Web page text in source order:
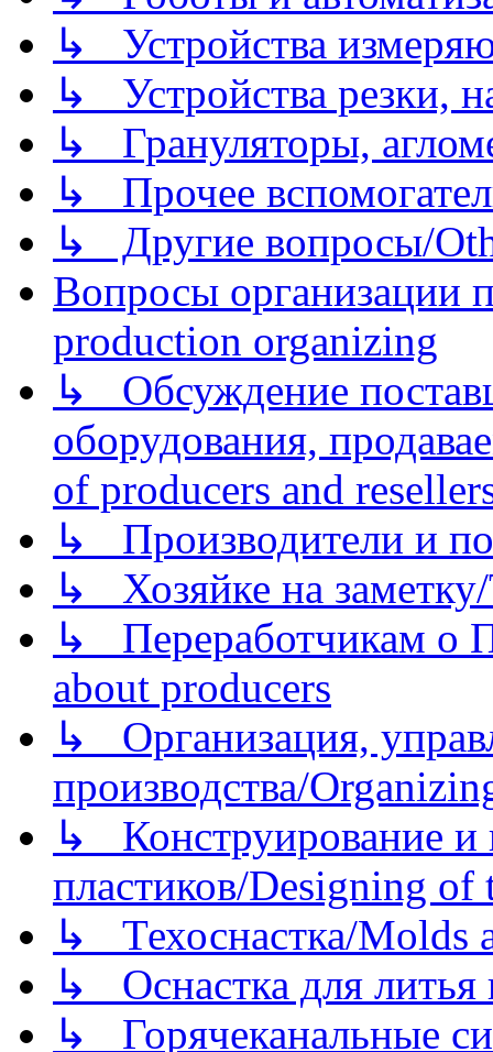
↳ Устройства
↳ Устройства резки,
↳ Грануляторы,
↳ Прочее
↳ Другие вопросы/
Вопросы организации
production organizing
↳ Обсуждение
оборудования,
of producers and
↳ Производители и
↳ Хозяйке на
↳ Переработчикам о
about producers
↳ Организация,
производства/
↳ Конструирование и
пластиков/Designing of
↳ Техоснастка/Molds
↳ Оснастка для литья
↳ Горячеканальные